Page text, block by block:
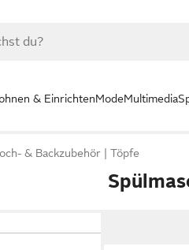
& EinrichtenModeMultimedia
& Backzubehör Töpfe